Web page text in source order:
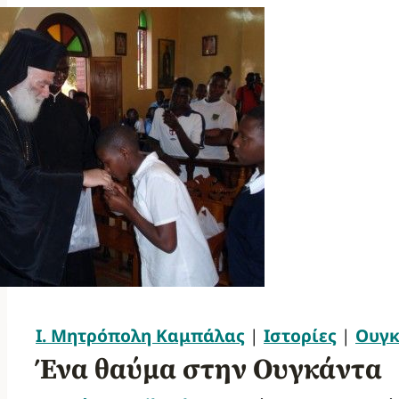
Ι. Μητρόπολη Καμπάλας | Ιστορίες |
Ένα θαύμα στην Ουγκάντα